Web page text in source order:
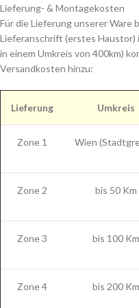
Lieferung- & Montagekosten
Für die Lieferung unserer Ware
Lieferanschrift (erstes Haustor)
in einem Umkreis von 400km)
Versandkosten hinzu:
Lieferung Umkreis
Zone 1 Wien
Zone 2 bis 50 Km
Zone 3 bis 100 Km
Zone 4 bis 200 Km